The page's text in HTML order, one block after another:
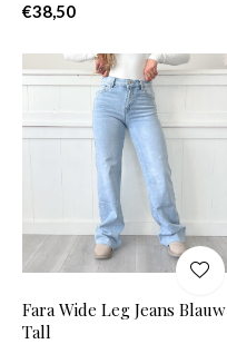
€38,50
Fara Wide Leg Jeans Blauw
Tall